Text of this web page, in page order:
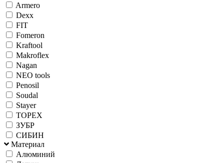
Armero
Dexx
FIT
Fomeron
Kraftool
Makroflex
Nagan
NEO tools
Penosil
Soudal
Stayer
TOPEX
ЗУБР
СИБИН
Материал
Алюминий